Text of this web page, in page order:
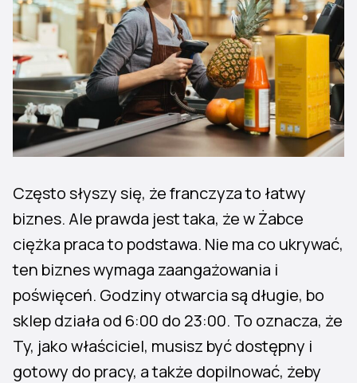
Często słyszy się, że franczyza to łatwy
biznes. Ale prawda jest taka, że w Żabce
ciężka praca to podstawa. Nie ma co ukrywać,
ten biznes wymaga zaangażowania i
poświęceń. Godziny otwarcia są długie, bo
sklep działa od 6:00 do 23:00. To oznacza, że
Ty, jako właściciel, musisz być dostępny i
gotowy do pracy, a także dopilnować, żeby